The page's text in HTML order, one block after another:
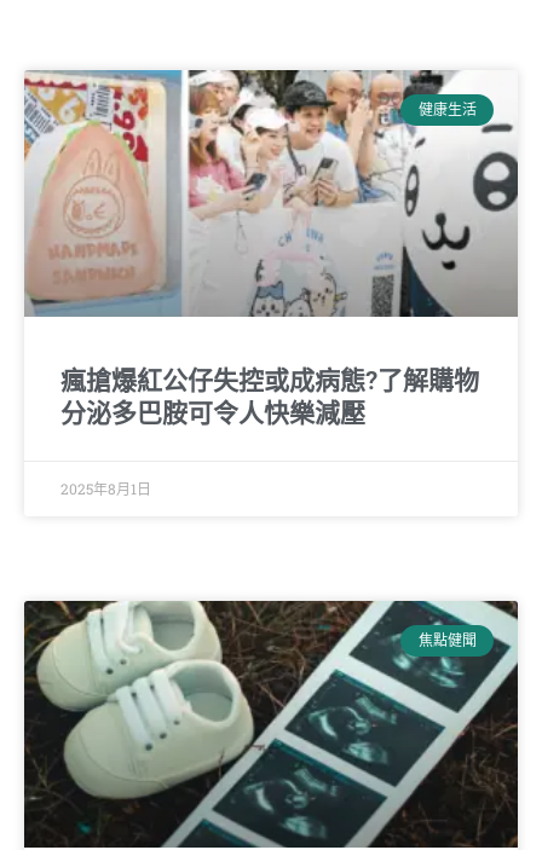
健康生活
瘋搶爆紅公仔失控或成病態?了解購物
分泌多巴胺可令人快樂減壓
2025年8月1日
焦點健聞